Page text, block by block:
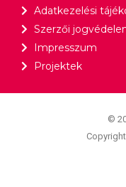
Adatkezelési
Szerzői
Impresszum
Projektek
©